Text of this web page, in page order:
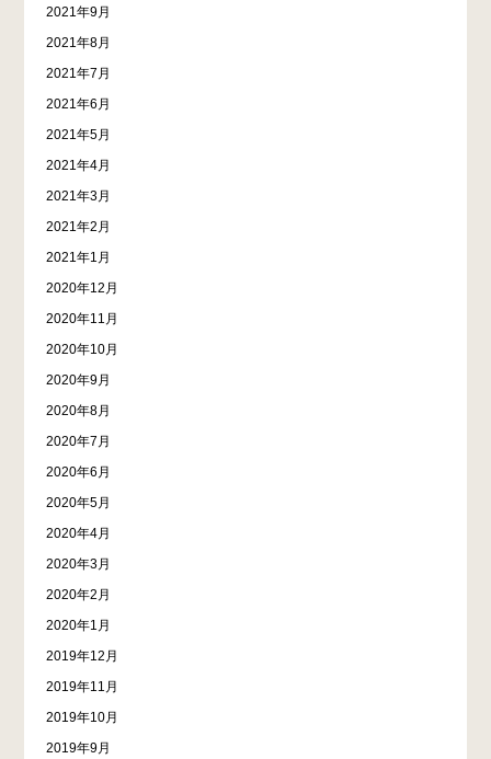
2021年9月
2021年8月
2021年7月
2021年6月
2021年5月
2021年4月
2021年3月
2021年2月
2021年1月
2020年12月
2020年11月
2020年10月
2020年9月
2020年8月
2020年7月
2020年6月
2020年5月
2020年4月
2020年3月
2020年2月
2020年1月
2019年12月
2019年11月
2019年10月
2019年9月